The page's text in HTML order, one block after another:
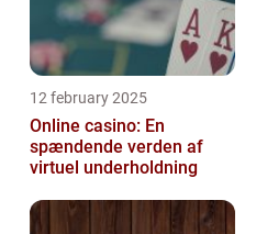
12 february 2025
Online casino: En
spændende verden af
virtuel underholdning